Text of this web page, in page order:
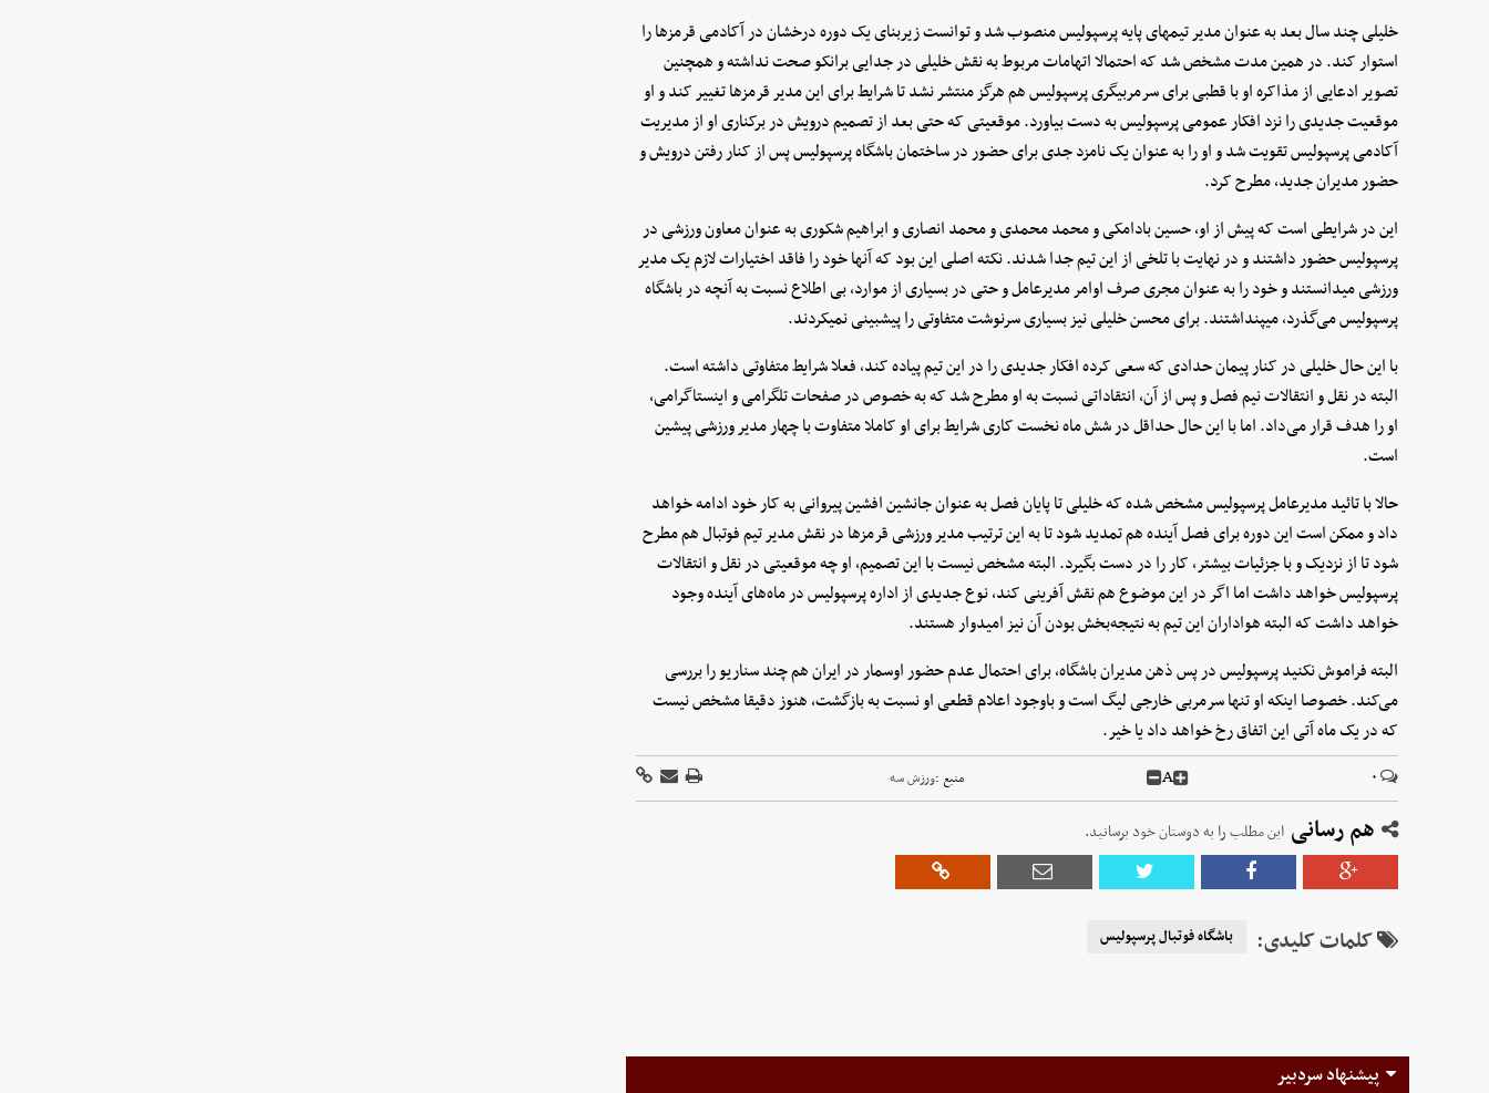
خلیلی چند سال بعد به عنوان مدیر تیمهای پایه پرسپولیس منصوب شد و توانست زیربنای یک دوره درخشان در آکادمی قرمزها را
استوار کند. در همین مدت مشخص شد که احتمالا اتهامات مربوط به نقش خلیلی در جدایی برانکو صحت نداشته و همچنین
تصویر ادعایی از مذاکره او با قطبی برای سرمربیگری پرسپولیس هم هرگز منتشر نشد تا شرایط برای این مدیر قرمزها تغییر کند و او
موقعیت جدیدی را نزد افکار عمومی پرسپولیس به دست بیاورد. موقعیتی که حتی بعد از تصمیم درویش در برکناری او از مدیریت
آکادمی پرسپولیس تقویت شد و او را به عنوان یک نامزد جدی برای حضور در ساختمان باشگاه پرسپولیس پس از کنار رفتن درویش و
حضور مدیران جدید، مطرح کرد.
این در شرایطی است که پیش از او، حسین بادامکی و محمد محمدی و محمد انصاری و ابراهیم شکوری به عنوان معاون ورزشی در
پرسپولیس حضور داشتند و در نهایت با تلخی از این تیم جدا شدند. نکته اصلی این بود که آنها خود را فاقد اختیارات لازم یک مدیر
ورزشی میدانستند و خود را به عنوان مجری صرف اوامر مدیرعامل و حتی در بسیاری از موارد، بی اطلاع نسبت به آنچه در باشگاه
پرسپولیس می‌گذرد، میپنداشتند. برای محسن خلیلی نیز بسیاری سرنوشت متفاوتی را پیشبینی نمیکردند.
با این حال خلیلی در کنار پیمان حدادی که سعی کرده افکار جدیدی را در این تیم پیاده کند، فعلا شرایط متفاوتی داشته است.
البته در نقل و انتقالات نیم فصل و پس از آن، انتقاداتی نسبت به او مطرح شد که به خصوص در صفحات تلگرامی و اینستاگرامی،
او را هدف قرار می‌داد. اما با این حال حداقل در شش ماه نخست کاری شرایط برای او کاملا متفاوت با چهار مدیر ورزشی پیشین
است.
حالا با تائید مدیرعامل پرسپولیس مشخص شده که خلیلی تا پایان فصل به عنوان جانشین افشین پیروانی به کار خود ادامه خواهد
داد و ممکن است این دوره برای فصل آینده هم تمدید شود تا به این ترتیب مدیر ورزشی قرمزها در نقش مدیر تیم فوتبال هم مطرح
شود تا از نزدیک و با جزئیات بیشتر، کار را در دست بگیرد. البته مشخص نیست با این تصمیم، او چه موقعیتی در نقل و انتقالات
پرسپولیس خواهد داشت اما اگر در این موضوع هم نقش آفرینی کند، نوع جدیدی از اداره پرسپولیس در ماه‌های آینده وجود
خواهد داشت که البته هواداران این تیم به نتیجه‌بخش بودن آن نیز امیدوار هستند.
البته فراموش نکنید پرسپولیس در پس ذهن مدیران باشگاه، برای احتمال عدم حضور اوسمار در ایران هم چند سناریو را بررسی
می‌کند. خصوصا اینکه او تنها سرمربی خارجی لیگ است و باوجود اعلام قطعی او نسبت به بازگشت، هنوز دقیقا مشخص نیست
که در یک ماه آتی این اتفاق رخ خواهد داد یا خیر.
۰ A منبع :ورزش سه
هم رسانی این مطلب را به دوستان خود برسانید.
کلمات کلیدی: باشگاه فوتبال پرسپولیس
پیشنهاد سردبیر